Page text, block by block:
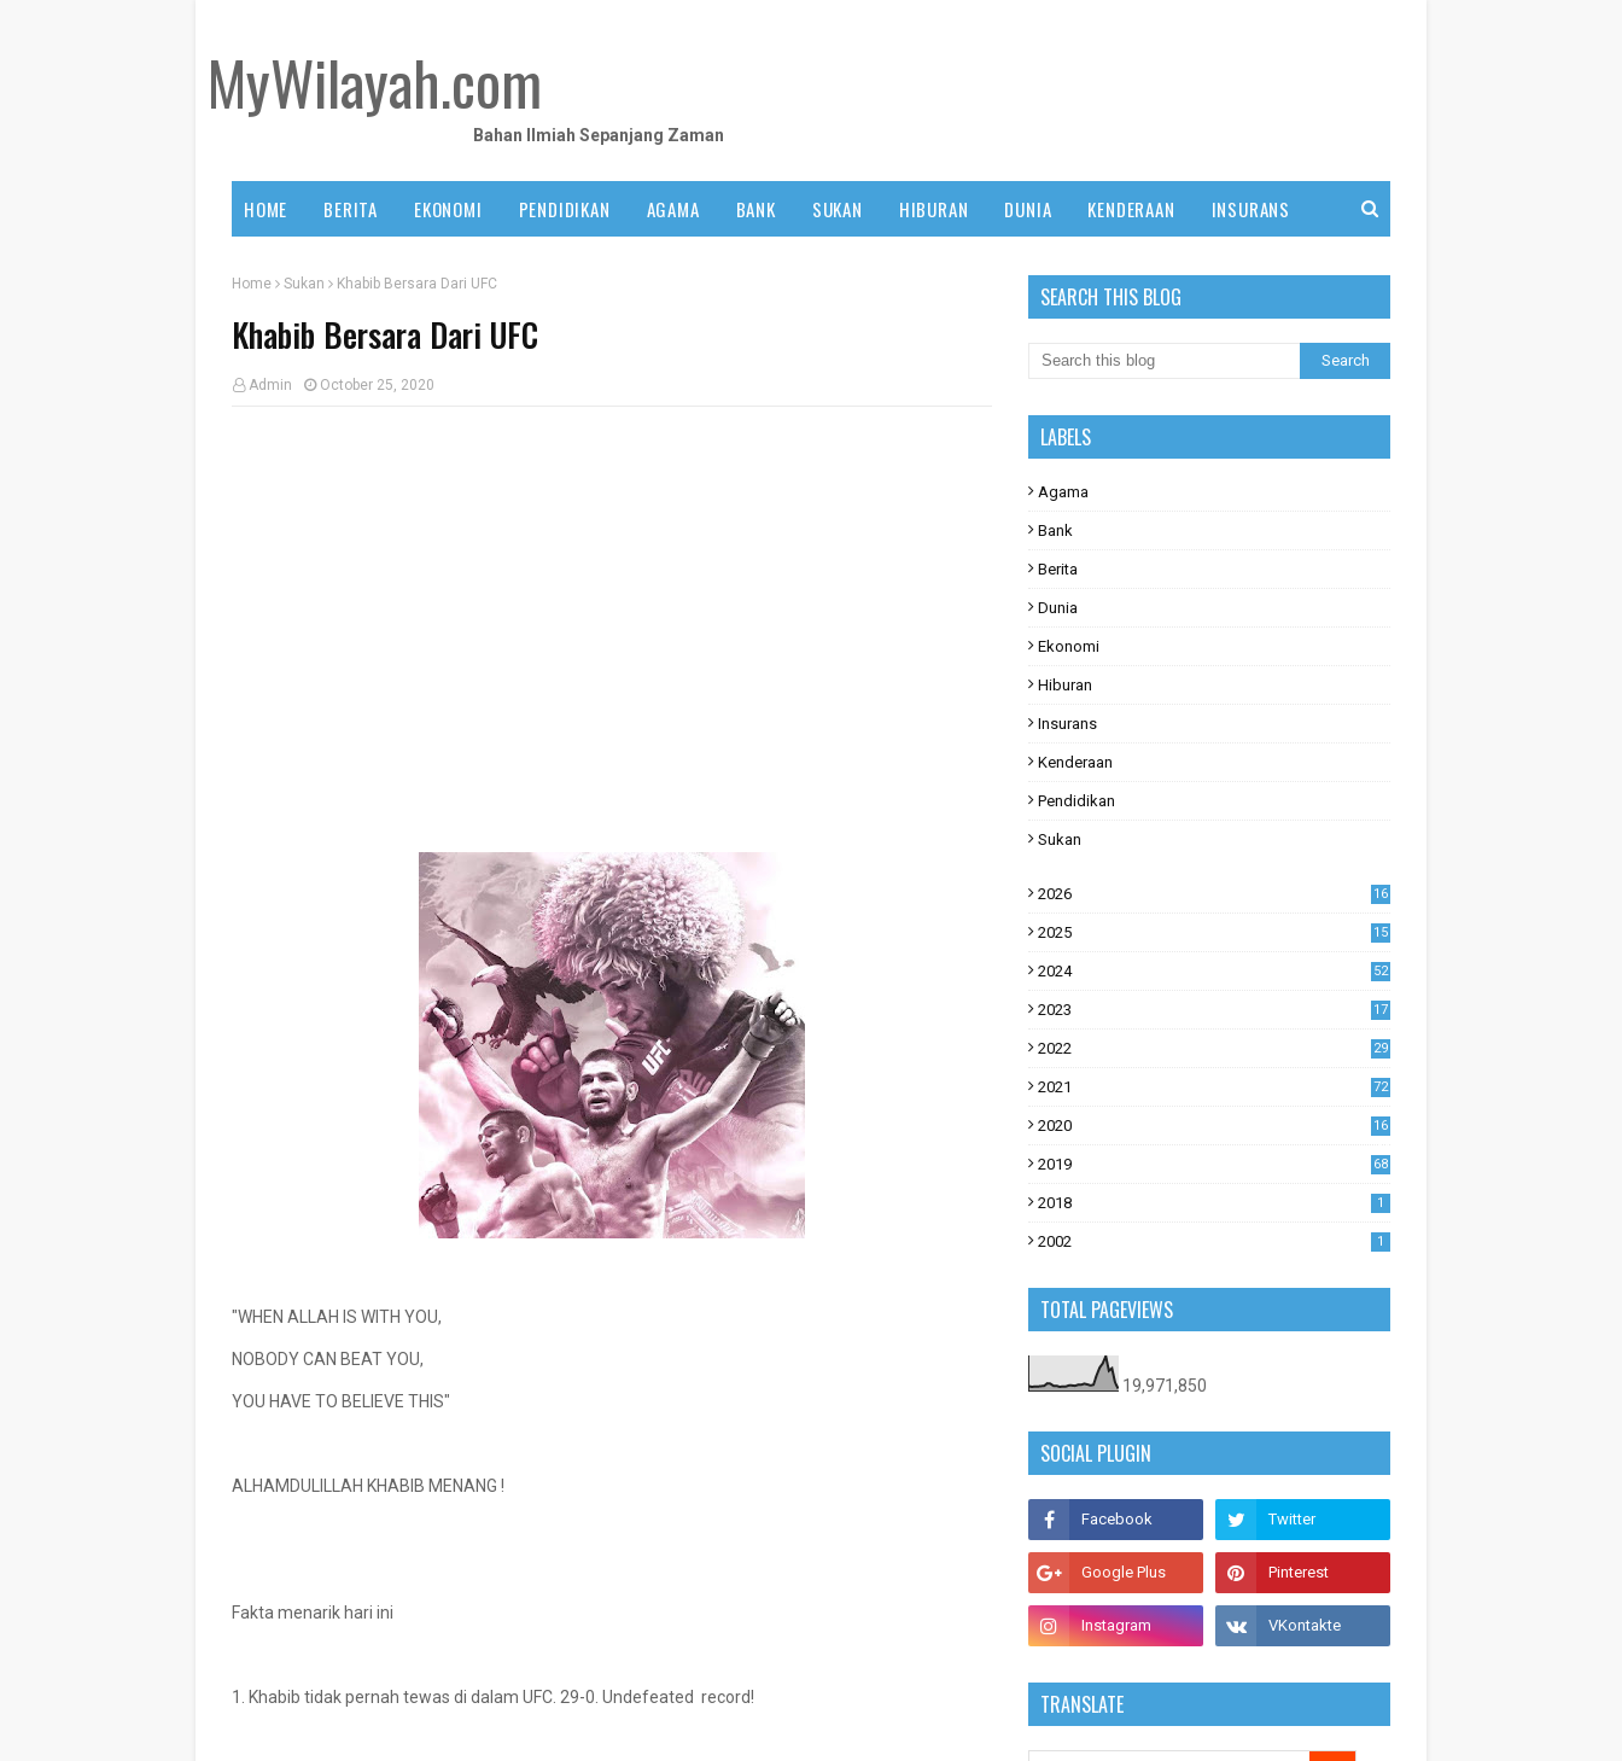
MyWilayah.com
Bahan Ilmiah Sepanjang Zaman
HOME BERITA EKONOMI PENDIDIKAN AGAMA BANK SUKAN HIBURAN DUNIA KENDERAAN INSURANS
Home Sukan Khabib Bersara Dari UFC
Khabib Bersara Dari UFC
Admin October 25, 2020
"WHEN ALLAH IS WITH YOU,
NOBODY CAN BEAT YOU,
YOU HAVE TO BELIEVE THIS"
ALHAMDULILLAH KHABIB MENANG !
Fakta menarik hari ini
1. Khabib tidak pernah tewas di dalam UFC. 29-0. Undefeated record!
SEARCH THIS BLOG
LABELS
Agama
Bank
Berita
Dunia
Ekonomi
Hiburan
Insurans
Kenderaan
Pendidikan
Sukan
2026 16
2025 15
2024 52
2023
17
2022
29
2021
72
2020
16
2019
68
2018 1
2002 1
TOTAL PAGEVIEWS
19,971,850
SOCIAL PLUGIN
TRANSLATE